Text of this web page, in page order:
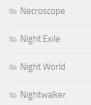
Necroscope
Night Exile
Night World
Nightwalker